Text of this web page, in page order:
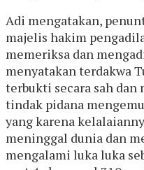
Adi mengatakan,
majelis hakim
memeriksa dan
menyatakan terdakwa
terbukti secara sah
tindak pidana
yang karena
meninggal dunia dan
mengalami luka luka